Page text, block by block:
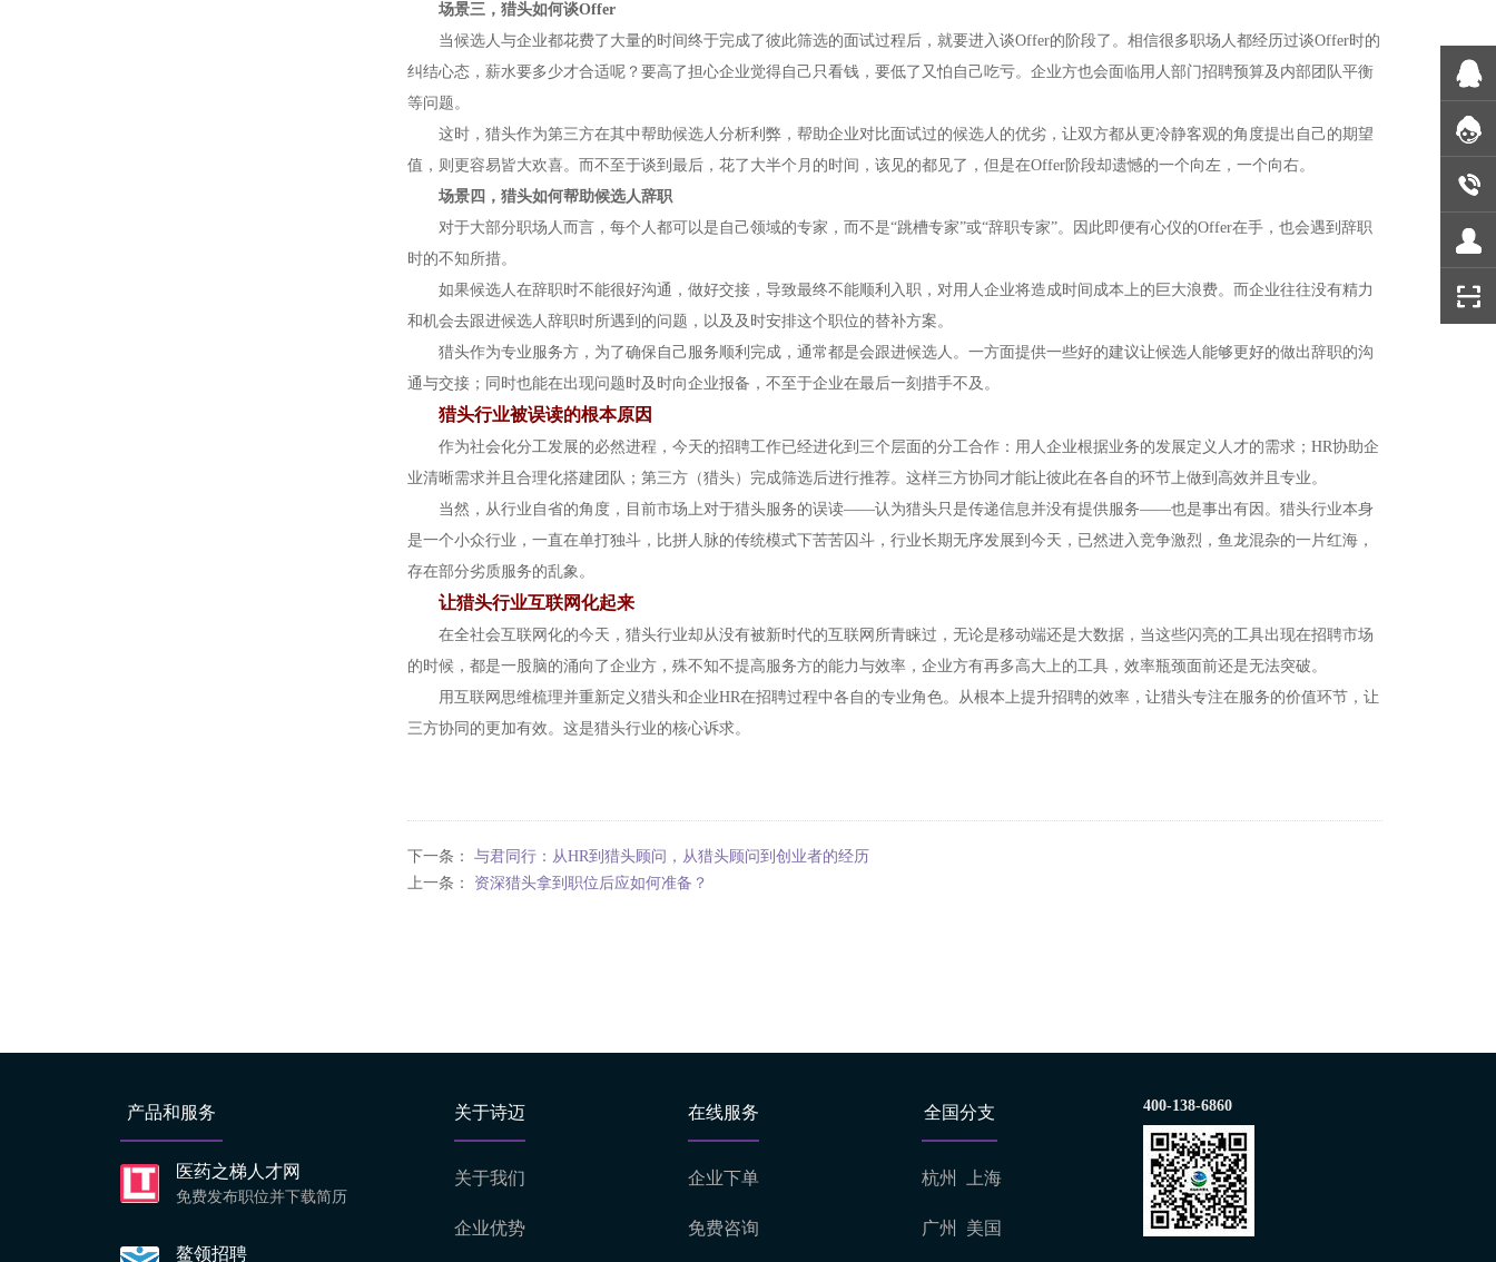
场景三，猎头如何谈Offer
当候选人与企业都花费了大量的时间终于完成了彼此筛选的面试过程后，就要进入谈Offer的阶段了。相信很多职场人都经历过谈Offer时的
纠结心态，薪水要多少才合适呢？要高了担心企业觉得自己只看钱，要低了又怕自己吃亏。企业方也会面临用人部门招聘预算及内部团队平衡
等问题。
这时，猎头作为第三方在其中帮助候选人分析利弊，帮助企业对比面试过的候选人的优劣，让双方都从更冷静客观的角度提出自己的期望
值，则更容易皆大欢喜。而不至于谈到最后，花了大半个月的时间，该见的都见了，但是在Offer阶段却遗憾的一个向左，一个向右。
场景四，猎头如何帮助候选人辞职
对于大部分职场人而言，每个人都可以是自己领域的专家，而不是“跳槽专家”或“辞职专家”。因此即便有心仪的Offer在手，也会遇到辞职
时的不知所措。
如果候选人在辞职时不能很好沟通，做好交接，导致最终不能顺利入职，对用人企业将造成时间成本上的巨大浪费。而企业往往没有精力
和机会去跟进候选人辞职时所遇到的问题，以及及时安排这个职位的替补方案。
猎头作为专业服务方，为了确保自己服务顺利完成，通常都是会跟进候选人。一方面提供一些好的建议让候选人能够更好的做出辞职的沟
通与交接；同时也能在出现问题时及时向企业报备，不至于企业在最后一刻措手不及。
猎头行业被误读的根本原因
作为社会化分工发展的必然进程，今天的招聘工作已经进化到三个层面的分工合作：用人企业根据业务的发展定义人才的需求；HR协助企
业清晰需求并且合理化搭建团队；第三方（猎头）完成筛选后进行推荐。这样三方协同才能让彼此在各自的环节上做到高效并且专业。
当然，从行业自省的角度，目前市场上对于猎头服务的误读——认为猎头只是传递信息并没有提供服务——也是事出有因。猎头行业本身
是一个小众行业，一直在单打独斗，比拼人脉的传统模式下苦苦囚斗，行业长期无序发展到今天，已然进入竞争激烈，鱼龙混杂的一片红海，
存在部分劣质服务的乱象。
让猎头行业互联网化起来
在全社会互联网化的今天，猎头行业却从没有被新时代的互联网所青睐过，无论是移动端还是大数据，当这些闪亮的工具出现在招聘市场
的时候，都是一股脑的涌向了企业方，殊不知不提高服务方的能力与效率，企业方有再多高大上的工具，效率瓶颈面前还是无法突破。
用互联网思维梳理并重新定义猎头和企业HR在招聘过程中各自的专业角色。从根本上提升招聘的效率，让猎头专注在服务的价值环节，让
三方协同的更加有效。这是猎头行业的核心诉求。
下一条： 与君同行：从HR到猎头顾问，从猎头顾问到创业者的经历
上一条： 资深猎头拿到职位后应如何准备？
产品和服务
医药之梯人才网
免费发布职位并下载简历
鳌领招聘
关于诗迈
关于我们
企业优势
在线服务
企业下单
免费咨询
全国分支
杭州 上海
广州 美国
400-138-6860